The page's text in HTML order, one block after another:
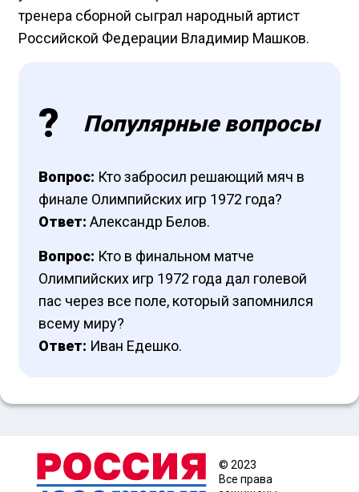
тренера сборной сыграл народный артист
Российской Федерации Владимир Машков.
Популярные вопросы
Вопрос: Кто забросил решающий мяч в
финале Олимпийских игр 1972 года?
Ответ: Александр Белов.
Вопрос: Кто в финальном матче
Олимпийских игр 1972 года дал голевой
пас через все поле, который запомнился
всему миру?
Ответ: Иван Едешко.
© 2023
Все права